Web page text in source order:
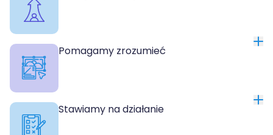
Pomagamy zrozumieć
Stawiamy na działanie